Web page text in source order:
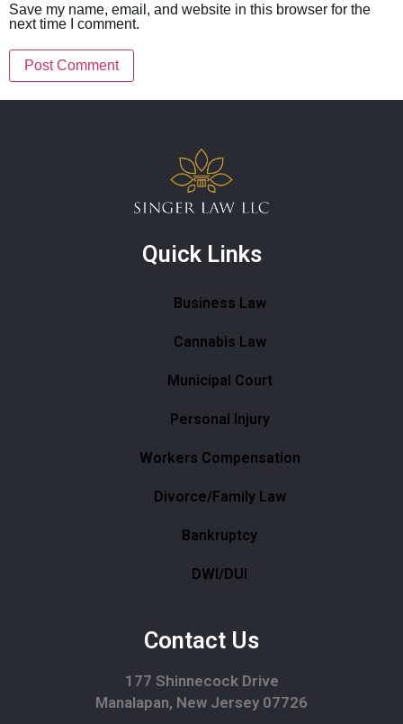
Save my name, email, and website in this browser for the
next time I comment.
Quick Links
Business Law
Cannabis Law
Municipal Court
Personal Injury
Workers Compensation
Divorce/Family Law
Bankruptcy
DWI/DUI
Contact Us
177 Shinnecock Drive
Manalapan, New Jersey 07726